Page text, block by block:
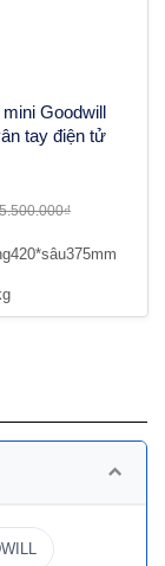
Goodwill
tay điện tử
5.500.000₫